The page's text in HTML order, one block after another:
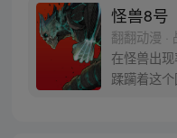
怪兽8号
翻翻动漫 ·
在怪兽出
蹂躏着这